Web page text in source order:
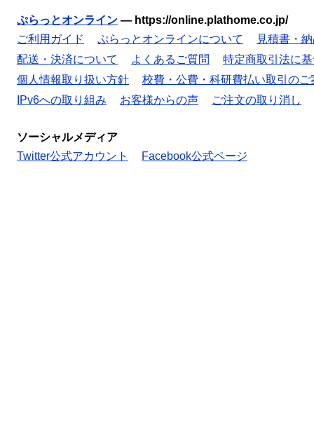
ぷらっとオンライン — https://online.plathome.co.jp/
ご利用ガイド
ぷらっとオンラインについて
見積書・
配送・決済について
よくあるご質問
特定商取引法に
個人情報取り扱い方針
校費・公費・科研費払い取引のご
IPv6への取り組み
お客様からの声 ご注文の取り消し
ソーシャルメディア
Twitter公式アカウント
Facebook公式ページ